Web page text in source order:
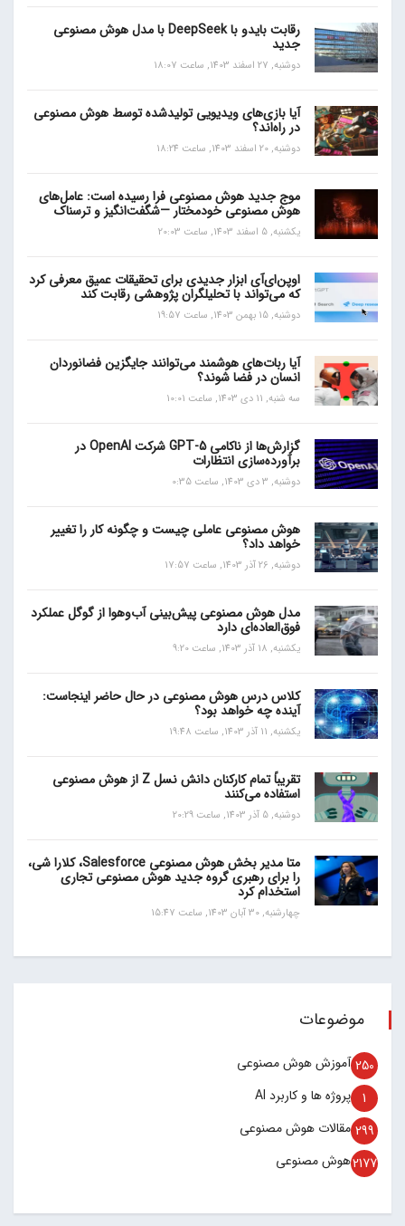
رقابت بایدو با DeepSeek با مدل هوش مصنوعی
جدید
دوشنبه, 27 اسفند 1403, ساعت 18:07
آیا بازی‌های ویدیویی تولیدشده توسط هوش مصنوعی
در راه‌اند؟
دوشنبه, 20 اسفند 1403, ساعت 18:24
موج جدید هوش مصنوعی فرا رسیده است: عامل‌های
هوش مصنوعی خودمختار —شگفت‌انگیز و ترسناک
یکشنبه, 5 اسفند 1403, ساعت 20:03
اوپن‌ای‌آی ابزار جدیدی برای تحقیقات عمیق معرفی کرد
که می‌تواند با تحلیلگران پژوهشی رقابت کند
دوشنبه, 15 بهمن 1403, ساعت 19:57
آیا ربات‌های هوشمند می‌توانند جایگزین فضانوردان
انسان در فضا شوند؟
سه شنبه, 11 دی 1403, ساعت 10:01
گزارش‌ها از ناکامی GPT-5 شرکت OpenAI در
برآورده‌سازی انتظارات
دوشنبه, 3 دی 1403, ساعت 0:35
هوش مصنوعی عاملی چیست و چگونه کار را تغییر
خواهد داد؟
دوشنبه, 26 آذر 1403, ساعت 17:57
مدل هوش مصنوعی پیش‌بینی آب‌و‌هوا از گوگل عملکرد
فوق‌العاده‌ای دارد
یکشنبه, 18 آذر 1403, ساعت 9:20
کلاس درس هوش مصنوعی در حال حاضر اینجاست:
آینده چه خواهد بود؟
یکشنبه, 11 آذر 1403, ساعت 19:48
تقریباً تمام کارکنان دانش نسل Z از هوش مصنوعی
استفاده می‌کنند
دوشنبه, 5 آذر 1403, ساعت 20:29
متا مدیر بخش هوش مصنوعی Salesforce، کلارا شی،
را برای رهبری گروه جدید هوش مصنوعی تجاری
استخدام کرد
چهارشنبه, 30 آبان 1403, ساعت 15:47
موضوعات
آموزش هوش مصنوعی 250
پروژه ها و کاربرد AI 1
مقالات هوش مصنوعی 299
هوش مصنوعی2177